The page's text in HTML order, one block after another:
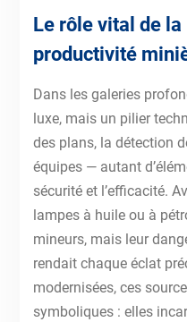
Le rôle vital de
productivité
Dans les galeries
luxe, mais un pilier
des plans, la détection
équipes — autant
sécurité et l’efficacité.
lampes à huile ou à
mineurs, mais leur
rendait chaque éclat
modernisées, ces
symboliques : elles